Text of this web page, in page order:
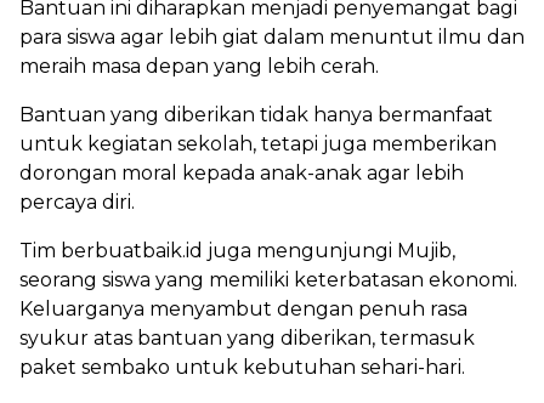
Bantuan ini diharapkan menjadi penyemangat bagi
para siswa agar lebih giat dalam menuntut ilmu dan
meraih masa depan yang lebih cerah.
Bantuan yang diberikan tidak hanya bermanfaat
untuk kegiatan sekolah, tetapi juga memberikan
dorongan moral kepada anak-anak agar lebih
percaya diri.
Tim berbuatbaik.id juga mengunjungi Mujib,
seorang siswa yang memiliki keterbatasan ekonomi.
Keluarganya menyambut dengan penuh rasa
syukur atas bantuan yang diberikan, termasuk
paket sembako untuk kebutuhan sehari-hari.